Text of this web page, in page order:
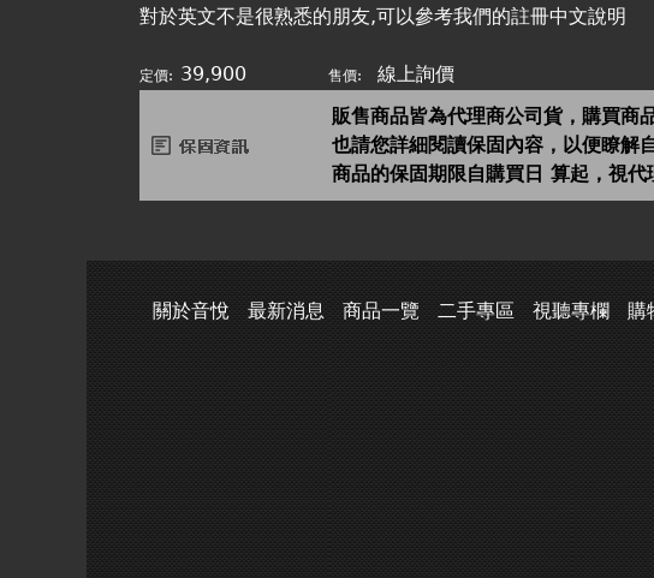
對於英文不是很熟悉的朋友,可以參考我們的註冊中文說明
定價: 39,900 售價:
線上詢價
販售商品皆為代理商公司貨，購買商
也請您詳細閱讀保固內容，以便瞭解
商品的保固期限自購買日 算起，視代
關於音悅 最新消息 商品一覽 二手專區 視聽專欄 購